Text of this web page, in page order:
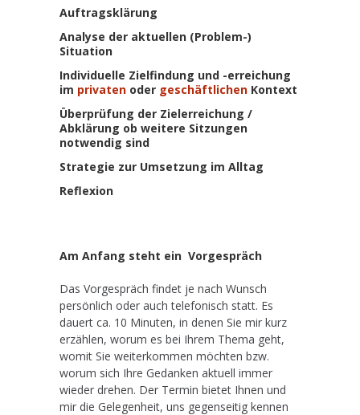
Auftragsklärung
Analyse der aktuellen (Problem-)
Situation
Individuelle Zielfindung und -erreichung
im privaten oder geschäftlichen Kontext
Überprüfung der Zielerreichung /
Abklärung ob weitere Sitzungen
notwendig sind
Strategie zur Umsetzung im Alltag
Reflexion
Am Anfang steht ein Vorgespräch
Das Vorgespräch findet je nach Wunsch
persönlich oder auch telefonisch statt. Es
dauert ca. 10 Minuten, in denen Sie mir kurz
erzählen, worum es bei Ihrem Thema geht,
womit Sie weiterkommen möchten bzw.
worum sich Ihre Gedanken aktuell immer
wieder drehen. Der Termin bietet Ihnen und
mir die Gelegenheit, uns gegenseitig kennen